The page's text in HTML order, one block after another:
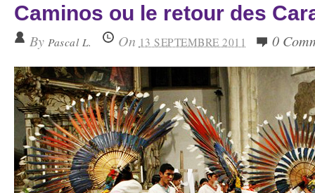
Caminos ou le retour des
By Pascal L. On 13 SEPTEMBRE 2011 0